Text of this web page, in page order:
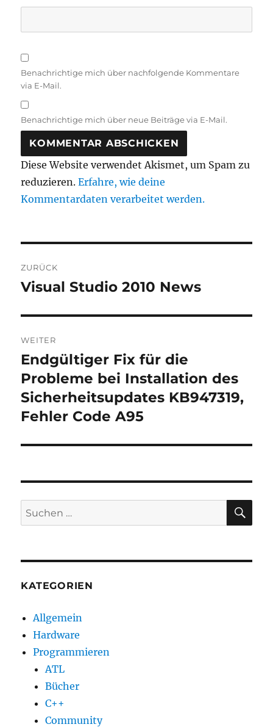
Benachrichtige mich über nachfolgende Kommentare
via E-Mail.
Benachrichtige mich über neue Beiträge via E-Mail.
Diese Website verwendet Akismet, um Spam zu
reduzieren.Erfahre, wie deine
Kommentardaten verarbeitet werden.
ZURÜCK
Vorheriger
Visual Studio 2010 News
WEITER
Nächster
Beitrag:
Endgültiger Fix für die
Probleme bei Installation des
Sicherheitsupdates KB947319,
Fehler Code A95
Suchen
nach:
KATEGORIEN
Allgemein
Hardware
Programmieren
ATL
Bücher
C++
Community